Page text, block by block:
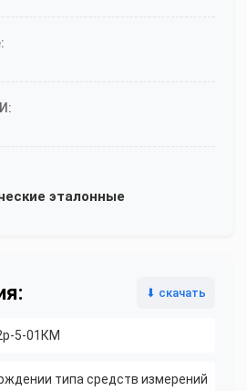
эталонные
⬇ скачать
5-01КМ
типа средств измерений